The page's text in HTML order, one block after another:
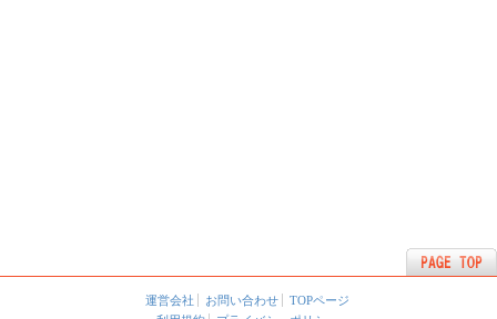
運営会社 お問い合わせ
TOPページ